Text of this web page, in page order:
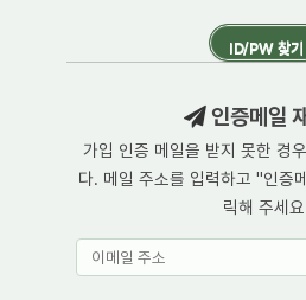
인증메일
가입 인증 메일을 받지 못한 경
다. 메일 주소를 입력하고 "인증
릭해 주세